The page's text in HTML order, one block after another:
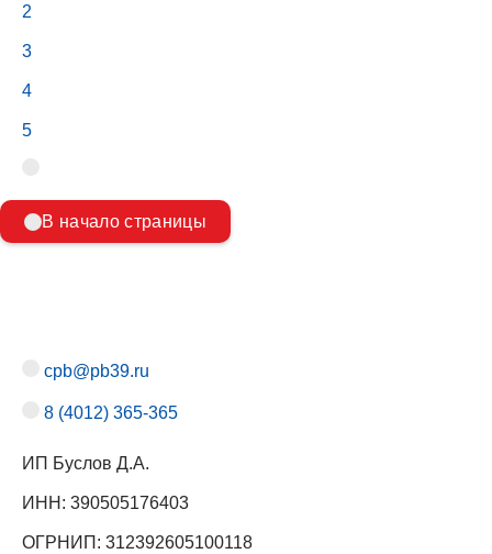
2
3
4
5
В начало страницы
cpb@pb39.ru
8 (4012) 365-365
ИП Буслов Д.А.
ИНН: 390505176403
ОГРНИП: 312392605100118